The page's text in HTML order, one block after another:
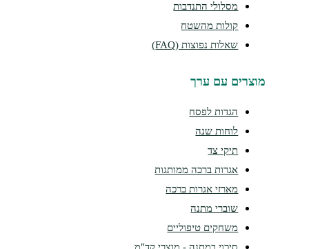
מסלולי התנדבות
קולות מהשטח
שאלות נפוצות (FAQ)
עם ערך
הגדות לפסח
לוחות שנה
אגרות ברכה ממותגות
מארזי אגרות ברכה
שוברי מתנה
משחקים טיפוליים